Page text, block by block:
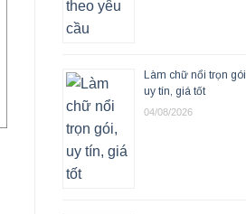
Làm chữ nổi trọn gói,
uy tín, giá tốt
04/08/2026